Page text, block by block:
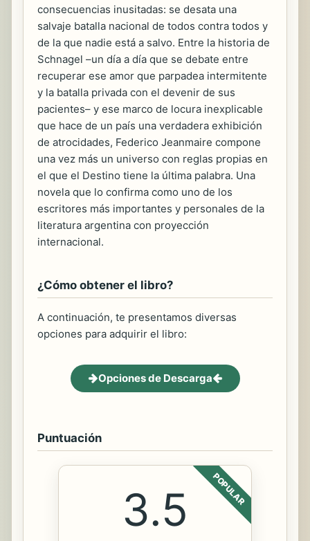
consecuencias inusitadas: se desata una
salvaje batalla nacional de todos contra todos y
de la que nadie está a salvo. Entre la historia de
Schnagel –un día a día que se debate entre
recuperar ese amor que parpadea intermitente
y la batalla privada con el devenir de sus
pacientes– y ese marco de locura inexplicable
que hace de un país una verdadera exhibición
de atrocidades, Federico Jeanmaire compone
una vez más un universo con reglas propias en
el que el Destino tiene la última palabra. Una
novela que lo confirma como uno de los
escritores más importantes y personales de la
literatura argentina con proyección
internacional.
¿Cómo obtener el libro?
A continuación, te presentamos diversas
opciones para adquirir el libro:
Opciones de Descarga
Puntuación
POPULAR
3.5